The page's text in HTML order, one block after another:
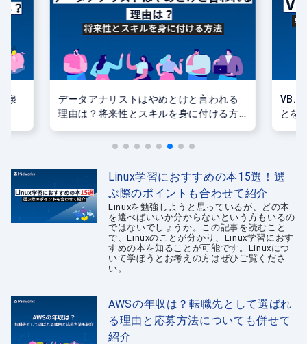
泉
データアナリストはやめとけと言われる
理由は？将来性とスキルを身に付ける方
とを
Linux学習におすすめの本15選！選
ぶ際のポイントも合わせて紹介
Linuxを勉強しようと思っているが、どの本
を選べばいいか分からないという方もいるの
ではないでしょうか。この記事を読むこと
で、Linuxのことが分かり、Linux学習におす
すめの本を知ることが可能です。Linuxにつ
いて学ぼうとお考えの方はぜひご覧くださ
い。
AWSの年収は？転職先として選ばれ
る理由と応募方法についても併せて
紹介